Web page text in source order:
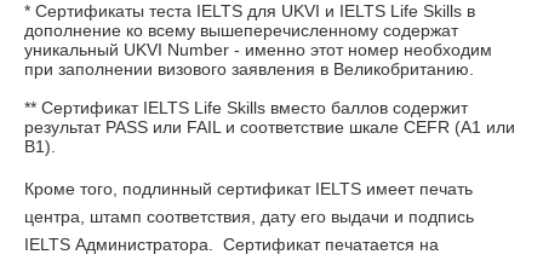
* Сертификаты теста IELTS для UKVI и IELTS Life Skills в
дополнение ко всему вышеперечисленному содержат
уникальный UKVI Number - именно этот номер необходим
при заполнении визового заявления в Великобританию.
** Сертификат IELTS Life Skills вместо баллов содержит
результат PASS или FAIL и соответствие шкале CEFR (A1 или
B1).
Кроме того, подлинный сертификат IELTS имеет печать
центра, штамп соответствия, дату его выдачи и подпись
IELTS Администратора. Сертификат печатается на